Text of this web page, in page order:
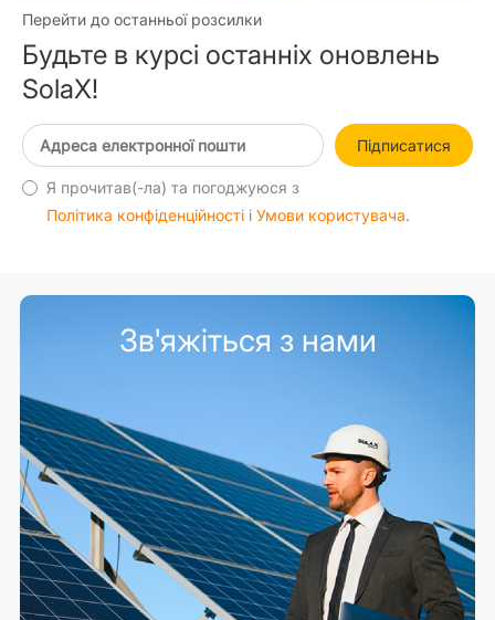
Перейти до останньої розсилки
Будьте в курсі останніх оновлень
SolaX!
Підписатися
Я прочитав(-ла) та погоджуюся з
Політика конфіденційності і Умови користувача.
Зв'яжіться з нами